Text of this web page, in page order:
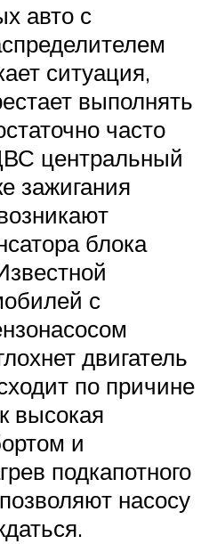
авто с
ситуация,
выполнять
часто
центральный
зажигания
блока
с
двигатель
по причине
высокая
и
подкапотного
насосу